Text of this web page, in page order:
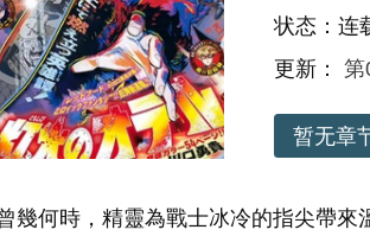
状态：连
更新： 第
暂无章
幾何時，精靈為戰士冰冷的指尖帶來